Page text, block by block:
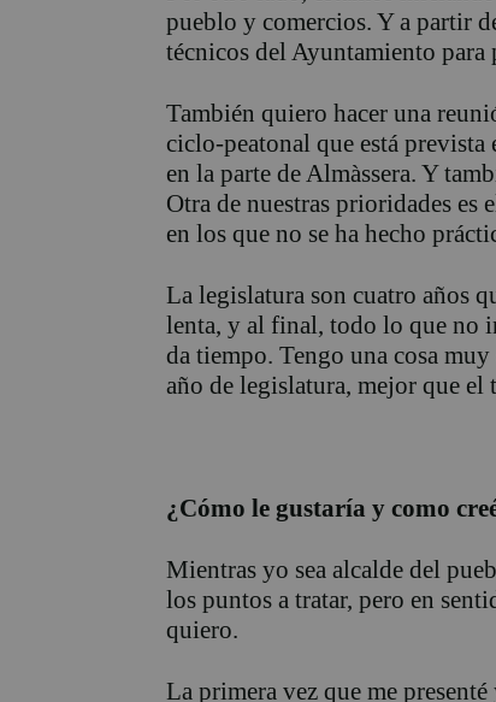
pueblo y comercios. Y a partir
técnicos del Ayuntamiento para
También quiero hacer una
ciclo-peatonal que está
en la parte de Almàssera. Y
Otra de nuestras prioridades es
en los que no se ha hecho
La legislatura son cuatro años
lenta, y al final, todo lo que no
da tiempo. Tengo una cosa
año de legislatura, mejor que el
¿Cómo le gustaría y como
Mientras yo sea alcalde del
los puntos a tratar, pero en
quiero.
La primera vez que me